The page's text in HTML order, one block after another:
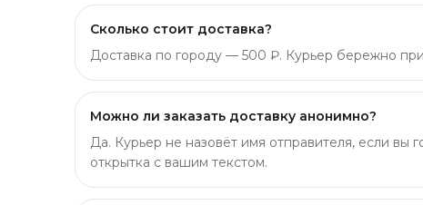
Сколько стоит доставка?
Доставка по городу — 500 ₽. Курьер бережно
Можно ли заказать доставку анонимно?
Да. Курьер не назовёт имя отправителя, если вы
открытка с вашим текстом.